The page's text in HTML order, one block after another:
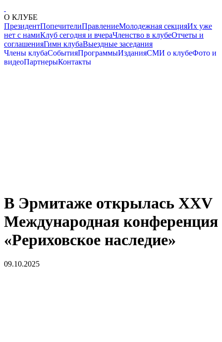
О КЛУБЕ
ПрезидентПопечителиПравлениеМолодежная секцияИх уже
нет с намиКлуб сегодня и вчераЧленство в клубеОтчеты и
соглашенияГимн клубаВыездные заседания
Члены клубаСобытияПрограммыИзданияСМИ о клубеФото и
видеоПартнерыКонтакты
В Эрмитаже открылась XXV
Международная конференция
«Рериховское наследие»
09.10.2025